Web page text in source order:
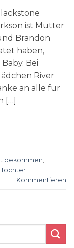
ist Mutter
Brandon
haben,
Bei
River
an alle für
[…]
bekommen
Tochter
Kommentieren